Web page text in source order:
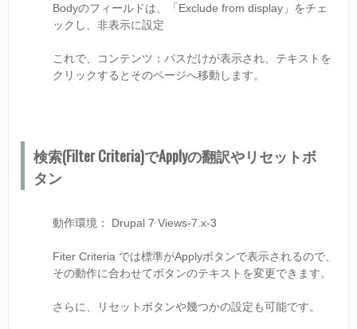
Bodyのフィールドは、「Exclude from display」をチェ
ックし、非表示に設定
これで、コンテンツ：パスだけが表示され、テキストを
クリックするとそのページへ移動します。
検索(Filter Criteria)でApplyの翻訳やリセットボ
タン
動作環境： Drupal 7 Views-7.x-3
Fiter Criteria では標準がApplyボタンで表示されるので、
その動作に合わせてボタンのテキストを変更できます。
さらに、リセットボタンや幾つかの設定も可能です。